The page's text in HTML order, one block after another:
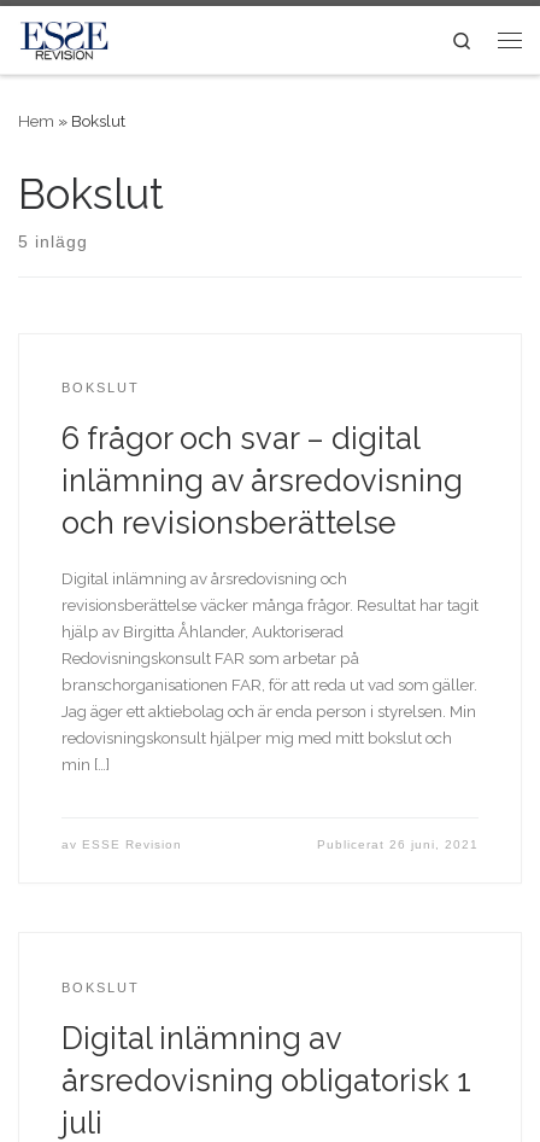
Skip to content
Search
Hem » Bokslut
Bokslut
5 inlägg
BOKSLUT
6 frågor och svar – digital
inlämning av årsredovisning
och revisionsberättelse
Digital inlämning av årsredovisning och
revisionsberättelse väcker många frågor. Resultat har tagit
hjälp av Birgitta Åhlander, Auktoriserad
Redovisningskonsult FAR som arbetar på
branschorganisationen FAR, för att reda ut vad som gäller.
Jag äger ett aktiebolag och är enda person i styrelsen. Min
redovisnings­konsult hjälper mig med mitt bokslut och
min […]
av ESSE Revision Publicerat26 juni, 2021
BOKSLUT
Digital inlämning av
årsredovisning obligatorisk 1
juli